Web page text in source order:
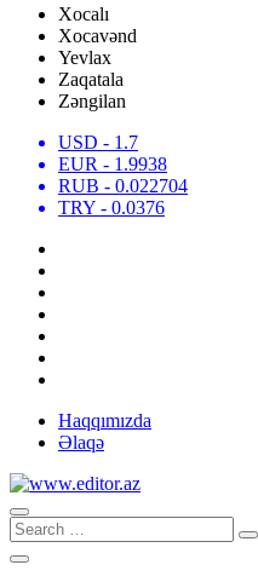
Xocalı
Xocavənd
Yevlax
Zaqatala
Zəngilan
USD - 1.7
EUR - 1.9938
RUB - 0.022704
TRY - 0.0376
Haqqımızda
Əlaqə